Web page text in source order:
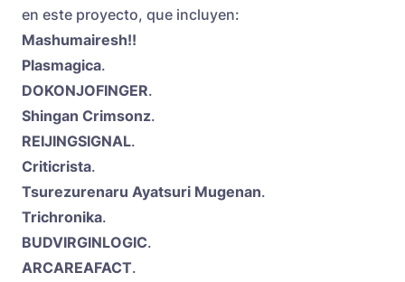
en este proyecto, que incluyen:
Mashumairesh!!
Plasmagica.
DOKONJOFINGER.
Shingan Crimsonz.
REIJINGSIGNAL.
Criticrista.
Tsurezurenaru Ayatsuri Mugenan.
Trichronika.
BUDVIRGINLOGIC.
ARCAREAFACT.